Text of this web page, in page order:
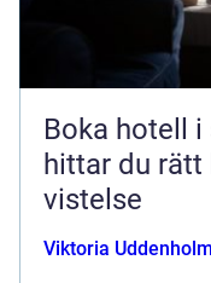
Boka hotell i
hittar du rätt
vistelse
Viktoria Uddenholm